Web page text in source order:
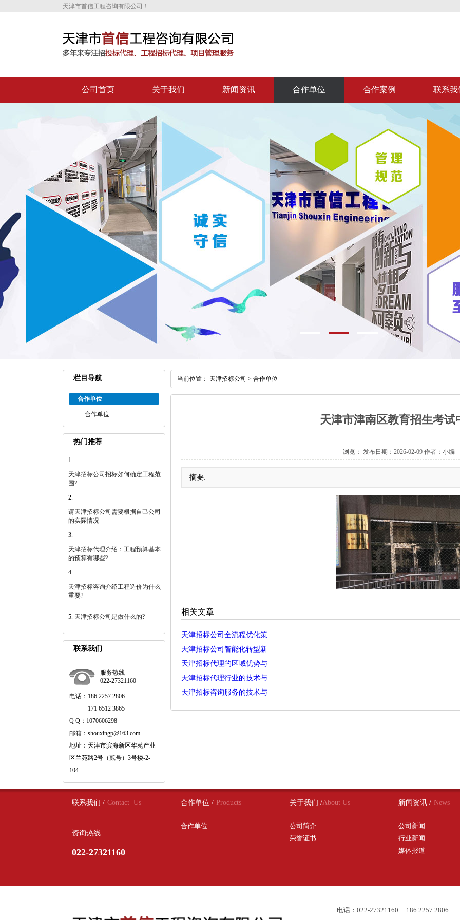
天津市首信工程咨询有限公司！
公司首页 关于我们 新闻资讯 合作单位 合作案例 联系我
栏目导航
合作单位
合作单位
热门推荐
天津招标公司招标如何确定工程范
围?
请天津招标公司需要根据自己公司
的实际情况
天津招标代理介绍：工程预算基本
的预算有哪些?
天津招标咨询介绍工程造价为什么
重要?
天津招标公司是做什么的?
联系我们
服务热线
022-27321160
电话：186 2257 2806
171 6512 3865
Q Q：1070606298
邮箱：shouxingp@163.com
地址：天津市滨海新区华苑产业
区兰苑路2号（贰号）3号楼-2-
104
当前位置： 天津招标公司 > 合作单位
天津市津南区教育招生考试
浏览： 发布日期：2026-02-09 作者：小编
摘要:
相关文章
天津招标公司全流程优化策
天津招标公司智能化转型新
天津招标代理的区域优势与
天津招标代理行业的技术与
天津招标咨询服务的技术与
联系我们 / Contact Us
资询热线:
022-27321160
合作单位 / Products
合作单位
关于我们 /About Us
公司简介
荣誉证书
新闻资讯 / News
公司新闻
行业新闻
媒体报道
电话：022-27321160 186 2257 2806